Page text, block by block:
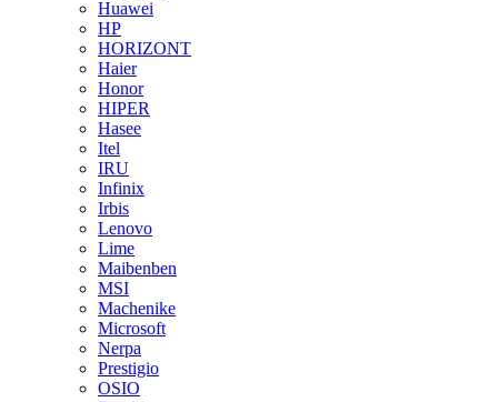
Huawei
HP
HORIZONT
Haier
Honor
HIPER
Hasee
Itel
IRU
Infinix
Irbis
Lenovo
Lime
Maibenben
MSI
Machenike
Microsoft
Nerpa
Prestigio
OSIO